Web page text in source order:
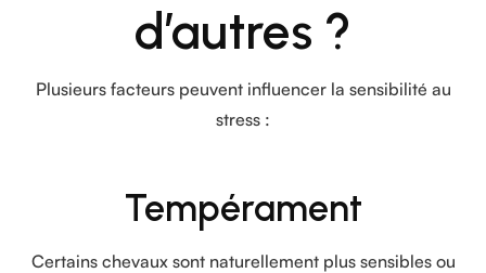
d’autres ?
Plusieurs facteurs peuvent influencer la sensibilité au
stress :
Tempérament
Certains chevaux sont naturellement plus sensibles ou